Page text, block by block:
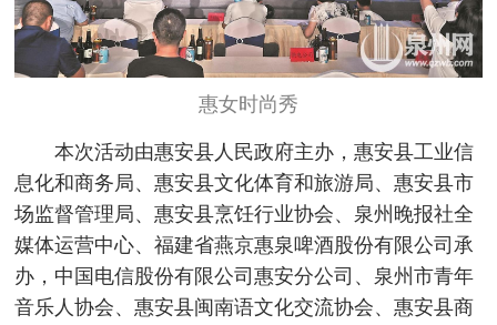
惠女时尚秀
本次活动由惠安县人民政府主办，惠安县工业信
息化和商务局、惠安县文化体育和旅游局、惠安县市
场监督管理局、惠安县烹饪行业协会、泉州晚报社全
媒体运营中心、福建省燕京惠泉啤酒股份有限公司承
办，中国电信股份有限公司惠安分公司、泉州市青年
音乐人协会、惠安县闽南语文化交流协会、惠安县商